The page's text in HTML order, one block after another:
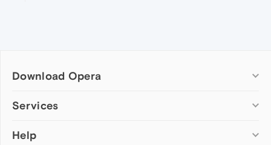
Download Opera
Computer browsers
Opera for Mac
Services
Add-ons
Help